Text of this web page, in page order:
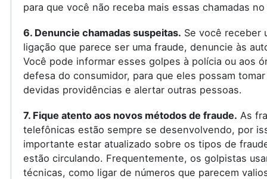
para que você não receba mais essas chamadas
6. Denuncie chamadas suspeitas. Se você receber
ligação que parece ser uma fraude, denuncie às
Você pode informar esses golpes à polícia ou aos
defesa do consumidor, para que eles possam tomar
devidas providências e alertar outras pessoas.
7. Fique atento aos novos métodos de fraude. As
telefônicas estão sempre se desenvolvendo, por
importante estar atualizado sobre os tipos de
estão circulando. Frequentemente, os golpistas
técnicas, como ligar de números que parecem